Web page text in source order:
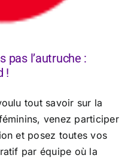
l’autruche :
!
tout savoir sur la
venez participer
et posez toutes vos
par équipe où la